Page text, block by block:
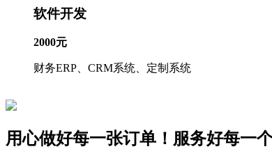
软件开发
2000元
财务ERP、CRM系统、定制系统
用心做好每一张订单！服务好每一